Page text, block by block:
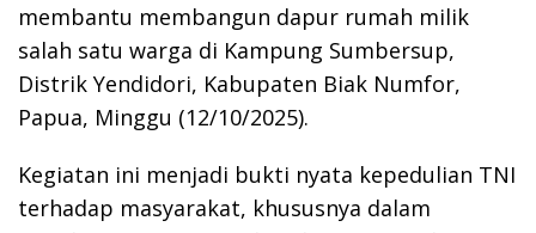
membantu membangun dapur rumah milik
salah satu warga di Kampung Sumbersup,
Distrik Yendidori, Kabupaten Biak Numfor,
Papua, Minggu (12/10/2025).
Kegiatan ini menjadi bukti nyata kepedulian TNI
terhadap masyarakat, khususnya dalam